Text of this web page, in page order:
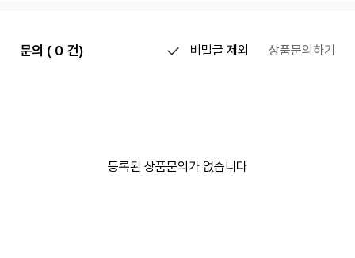
문의 ( 0 건) 비밀글 제외 상품문의하기
등록된 상품문의가 없습니다